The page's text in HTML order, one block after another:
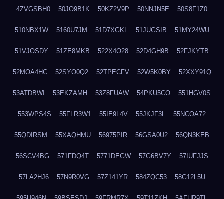
4ZVGSBH0 50JO9B1K 50KZ2V9P 50NNJN5E 50S8F1Z0
510NBX1W 5160U7JM 51D7XGKL 51JUGSIB 51MY24WU
51VJOSDY 51ZE8MKB 522X4O28 52D4GH9B 52FJKYTB
52MOA4HC 52SYO0Q2 52TPECFV 52W5K0BY 52XXY91Q
53ATDBWI 53EKZAMH 53Z8FUAW 54PKU5CO 551HGV0S
553WPS4S 55FLR3W1 55IE9L4V 55JKJF3L 55NCOA72
55QDIRSM 55XAQHMU 56975PIR 56GSA0U2 56QN3KEB
56SCV4BG 571FDQ4T 5771DEGW 57G6BV7Y 57IUFJJS
57LA2HJ6 57N9R0VG 57Z141YR 584ZQC53 58G12L5U